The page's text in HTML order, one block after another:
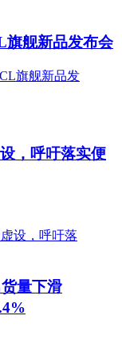
旗舰新品发布会
，呼吁落实便
量下滑